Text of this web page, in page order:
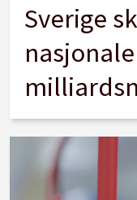
Sverige